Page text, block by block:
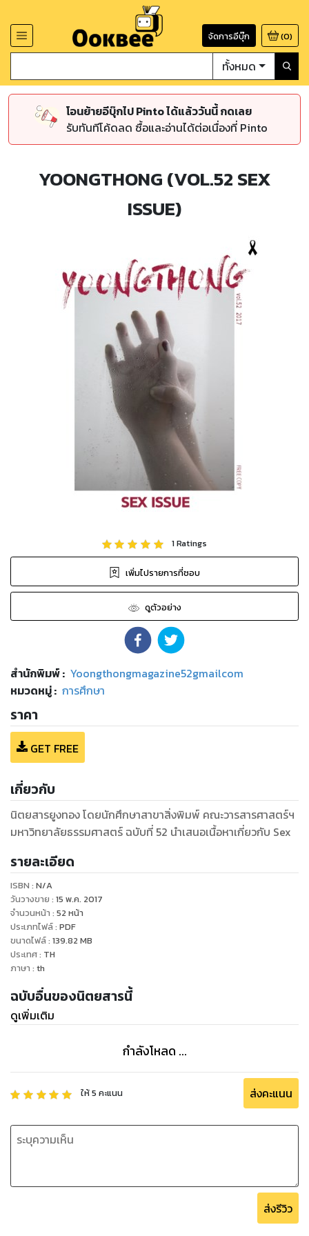
จัดการอีบุ๊ก (0)
ทั้งหมด
โอนย้ายอีบุ๊กไป Pinto ได้แล้ววันนี้ กดเลย
รับทันทีโค้ดลด ซื้อและอ่านได้ต่อเนื่องที่ Pinto
YOONGTHONG (VOL.52 SEX
ISSUE)
1Ratings
เพิ่มไปรายการที่ชอบ
ดูตัวอย่าง
สำนักพิมพ์: Yoongthongmagazine52gmailcom
หมวดหมู่: การศึกษา
ราคา
GET FREE
เกี่ยวกับ
นิตยสารยูงทอง โดยนักศึกษาสาขาสิ่งพิมพ์ คณะวารสารศาสตร์ฯ
มหาวิทยาลัยธรรมศาสตร์ ฉบับที่ 52 นำเสนอเนื้อหาเกี่ยวกับ Sex
รายละเอียด
ISBN : N/A
วันวางขาย : 15 พ.ค. 2017
จำนวนหน้า : 52 หน้า
ประเภทไฟล์: PDF
ขนาดไฟล์: 139.82 MB
ประเทศ: TH
ภาษา : th
ฉบับอื่นของนิตยสารนี้
ดูเพิ่มเติม
กำลังโหลด ...
ให้5 คะแนน ส่งคะแนน
ส่งรีวิว